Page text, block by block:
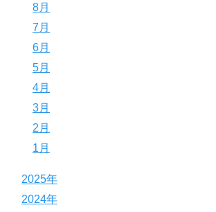
8月
7月
6月
5月
4月
3月
2月
1月
2025年
2024年